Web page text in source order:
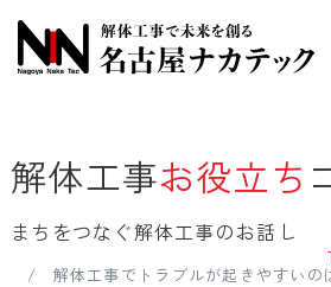
解体工事お役立ち
まちをつなぐ解体工事のお話し
解体工事でトラブルが起きやすいのは、なぜ